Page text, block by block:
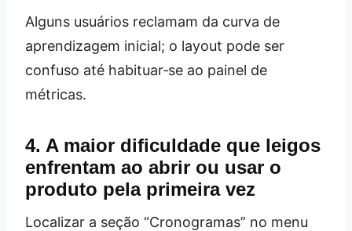
Alguns usuários reclamam da curva de
aprendizagem inicial; o layout pode ser
confuso até habituar‑se ao painel de
métricas.
4. A maior dificuldade que leigos
enfrentam ao abrir ou usar o
produto pela primeira vez
Localizar a seção “Cronogramas” no menu